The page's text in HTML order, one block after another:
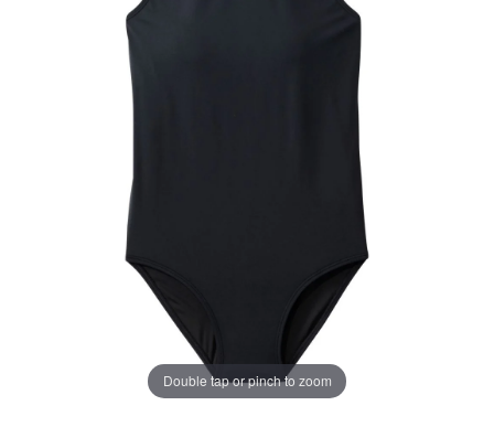
Double tap or pinch to zoom